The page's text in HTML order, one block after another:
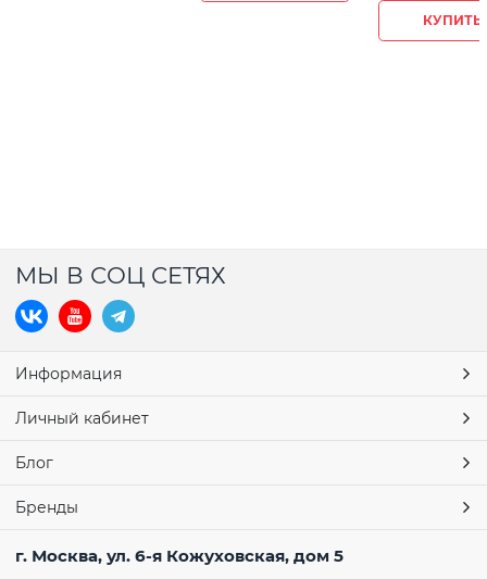
КУПИТЬ
МЫ В СОЦ СЕТЯХ
Информация
Личный кабинет
Блог
Бренды
г. Москва, ул. 6-я Кожуховская, дом 5